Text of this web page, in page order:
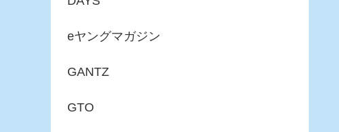
eヤングマガジン
GANTZ
GTO